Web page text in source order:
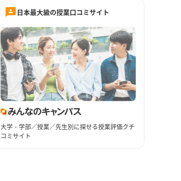
日本最大級の授業口コミサイト
大学・学部／授業／先生別に探せる授業評価クチ
コミサイト